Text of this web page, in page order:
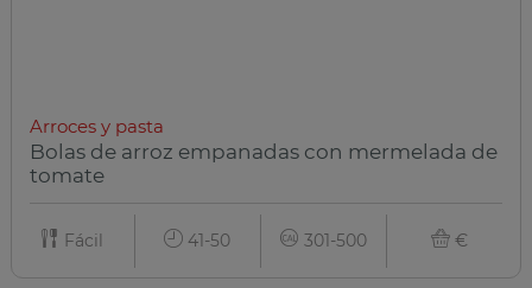
Arroces y pasta
Bolas de arroz empanadas con mermelada de
tomate
Fácil 41-50 301-500 €